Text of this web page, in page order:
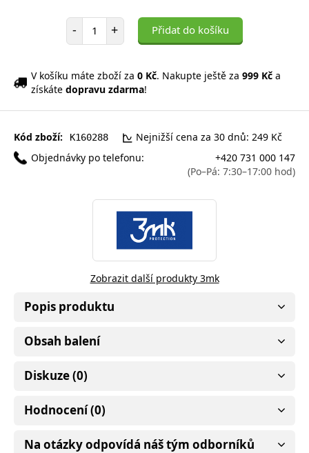
- Počet položek
+ Přidat do košíku
V košíku máte zboží za 0 Kč. Nakupte ještě za 999 Kč a
získáte dopravu zdarma!
Kód zboží: K160288
Nejnižší cena za 30 dnů: 249 Kč
Objednávky po telefonu:
+420 731 000 147
(Po–Pá: 7:30–17:00 hod)
Zobrazit další produkty 3mk
Popis produktu
Obsah balení
Diskuze (0)
Hodnocení (0)
Na otázky odpovídá náš tým odborníků